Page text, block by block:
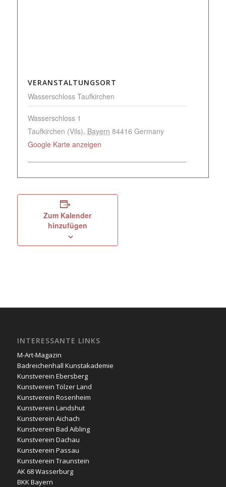
VERANSTALTUNGSORT
Wasserschloss Taufkirchen
Wasserschloss 1
Taufkirchen (Vils), Bayern 84416 Germany
Google Karte anzeigen
Zum Kalender
hinzufügen
INTERESSANTE LINKS
M-Art-Magazin
Badreichenhall Kunstakademie
Kunstverein Ebersberg
Kunstverein Tölzer Land
Kunstverein Rosenheim
Kunstverein Landshut
Kunstverein Aichach
Kunstverein Bad Aibling
Kunstverein Dachau
Kunstverein Passau
Kunstverein Traunstein
AK 68 Wasserburg
BKK Bayern